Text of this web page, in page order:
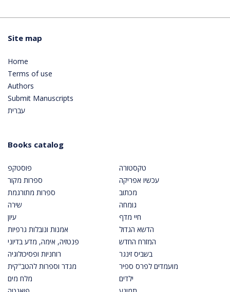
Site map
Home
Terms of use
Authors
Submit Manuscripts
עברית
Books catalog
פוסטקפ
ספרות מקור
ספרות מתורגמת
שירה
עיון
אמנות ונובלות גרפיות
פנטזיה, אימה, מדע בדיוני
רוחניות ופסיכולוגיה
מגדר וספרות להטב"קית
מלח מים
טקסטורה
עכשיו אפריקה
מכתוב
גומחה
חיי מדף
הדשא הגדול
המזרח החדש
בשביס זינגר
מועמדים לפרס ספיר
ילדים